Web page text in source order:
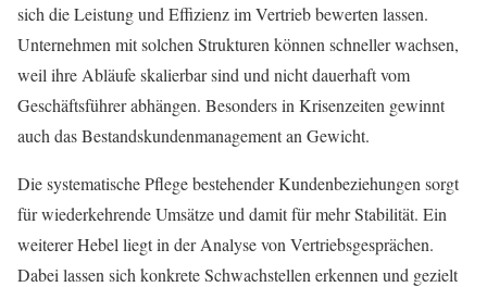
sich die Leistung und Effizienz im Vertrieb bewerten lassen.
Unternehmen mit solchen Strukturen können schneller wachsen,
weil ihre Abläufe skalierbar sind und nicht dauerhaft vom
Geschäftsführer abhängen. Besonders in Krisenzeiten gewinnt
auch das Bestandskundenmanagement an Gewicht.
Die systematische Pflege bestehender Kundenbeziehungen sorgt
für wiederkehrende Umsätze und damit für mehr Stabilität. Ein
weiterer Hebel liegt in der Analyse von Vertriebsgesprächen.
Dabei lassen sich konkrete Schwachstellen erkennen und gezielt